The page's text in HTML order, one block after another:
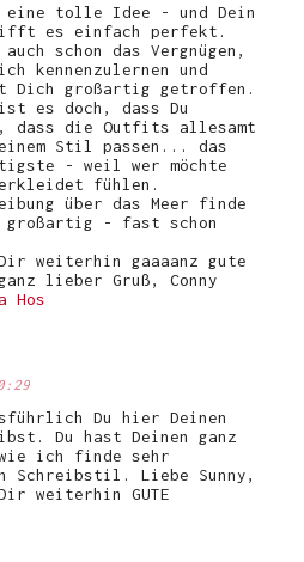
eine tolle Idee - und Dein
es einfach perfekt.
schon das Vergnügen,
kennenzulernen und
Dich großartig getroffen.
es doch, dass Du
dass die Outfits allesamt
Stil passen... das
- weil wer möchte
fühlen.
über das Meer finde
großartig - fast schon
weiterhin gaaaanz gute
lieber Gruß, Conny
Hos
Du hier Deinen
Du hast Deinen ganz
ich finde sehr
Schreibstil. Liebe Sunny,
weiterhin GUTE